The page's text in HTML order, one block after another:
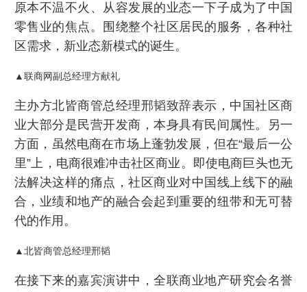
原本不温不火、从容发展的业态一下子成为了中国
零售业的焦点。围绕整个社区居民的服务，各种社
区需求，新业态新模式的诞生。
▲联商网副总经理方献礼
主办方北皆商管总经理邢韬致辞表示，中国社区商
业大部分是民营开发商，本身具有民间属性。另一
方面，虽然电商在市场上蓬勃发展，但在“最后一公
里”上，电商很难冲击社区商业。即使电商巨头也无
法解决这样的痛点，社区商业对中国线上线下的融
合，业绩和地产的融合会起到重要的纽带和无可替
代的作用。
▲北皆商管总经理邢韬
在接下来的嘉宾演讲中，全联商业地产研究会名誉